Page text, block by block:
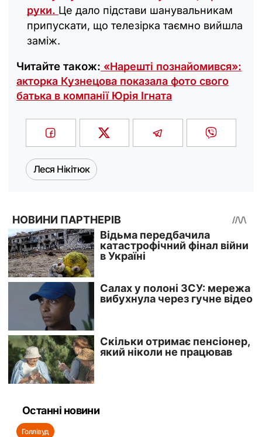
руки. Це дало підстави шанувальникам
припускати, що телезірка таємно вийшла
заміж.
Читайте також: «Нарешті познайомився»:
акторка Кузнецова показала фото свого
батька в компанії Юрія Ігната
Леся Нікітюк
Останні новини
Голлівуд